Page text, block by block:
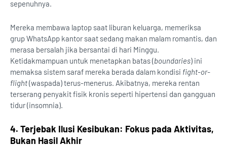
sepenuhnya.
Mereka membawa laptop saat liburan keluarga, memeriksa
grup WhatsApp kantor saat sedang makan malam romantis, dan
merasa bersalah jika bersantai di hari Minggu.
Ketidakmampuan untuk menetapkan batas (boundaries) ini
memaksa sistem saraf mereka berada dalam kondisi fight-or-
flight(waspada) terus-menerus. Akibatnya, mereka rentan
terserang penyakit fisik kronis seperti hipertensi dan gangguan
tidur (insomnia).
4. Terjebak Ilusi Kesibukan: Fokus pada Aktivitas,
Bukan Hasil Akhir